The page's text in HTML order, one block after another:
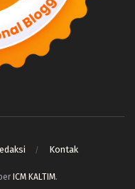
Kontak
ICM KALTIM.